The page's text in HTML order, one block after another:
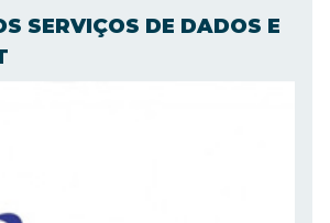
SERVIÇOS DE DADOS E